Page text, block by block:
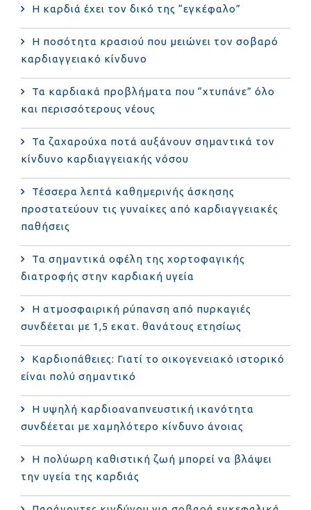
Η καρδιά έχει τον δικό της “εγκέφαλο”
Η ποσότητα κρασιού που μειώνει τον σοβαρό
καρδιαγγειακό κίνδυνο
Τα καρδιακά προβλήματα που “χτυπάνε” όλο
και περισσότερους νέους
Τα ζαχαρούχα ποτά αυξάνουν σημαντικά τον
κίνδυνο καρδιαγγειακής νόσου
Τέσσερα λεπτά καθημερινής άσκησης
προστατεύουν τις γυναίκες από καρδιαγγειακές
παθήσεις
Τα σημαντικά οφέλη της χορτοφαγικής
διατροφής στην καρδιακή υγεία
Η ατμοσφαιρική ρύπανση από πυρκαγιές
συνδέεται με 1,5 εκατ. θανάτους ετησίως
Καρδιοπάθειες: Γιατί το οικογενειακό ιστορικό
είναι πολύ σημαντικό
Η υψηλή καρδιοαναπνευστική ικανότητα
συνδέεται με χαμηλότερο κίνδυνο άνοιας
Η πολύωρη καθιστική ζωή μπορεί να βλάψει
την υγεία της καρδιάς